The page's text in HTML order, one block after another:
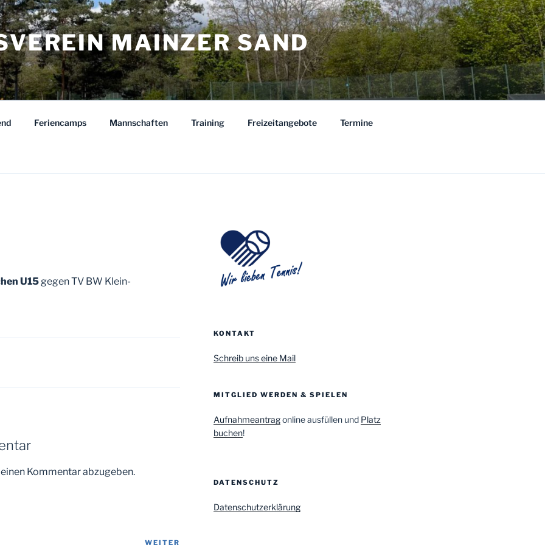
MAINZER SAND
Feriencamps Mannschaften Training Freizeitangebote Termine
U15gegen TV BW Klein-
Kommentar abzugeben.
WEITER
KONTAKT
Schreib uns eine Mail
MITGLIED WERDEN & SPIELEN
Aufnahmeantragonline ausfüllen und Platz
buchen!
DATENSCHUTZ
Datenschutzerklärung